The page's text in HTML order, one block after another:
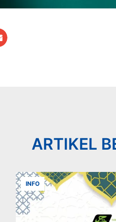
ARTIKEL
INFO